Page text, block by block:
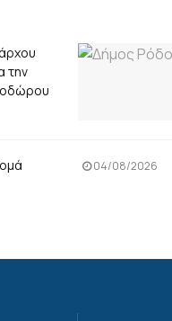
την
04/08/2026